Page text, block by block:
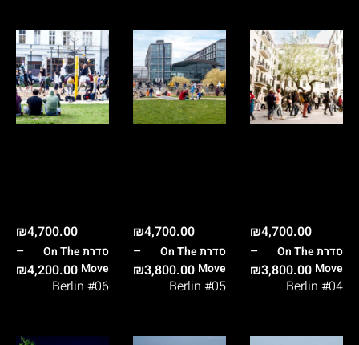
On The
Move
Berlin #04
₪3,800.00
–
₪4,700.00
On The
Move
Berlin #05
₪3,800.00
–
₪4,700.00
On The
Move
Berlin #06
₪4,200.00
–
₪4,700.00